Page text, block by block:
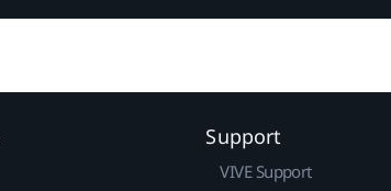
Support
VIVE Support